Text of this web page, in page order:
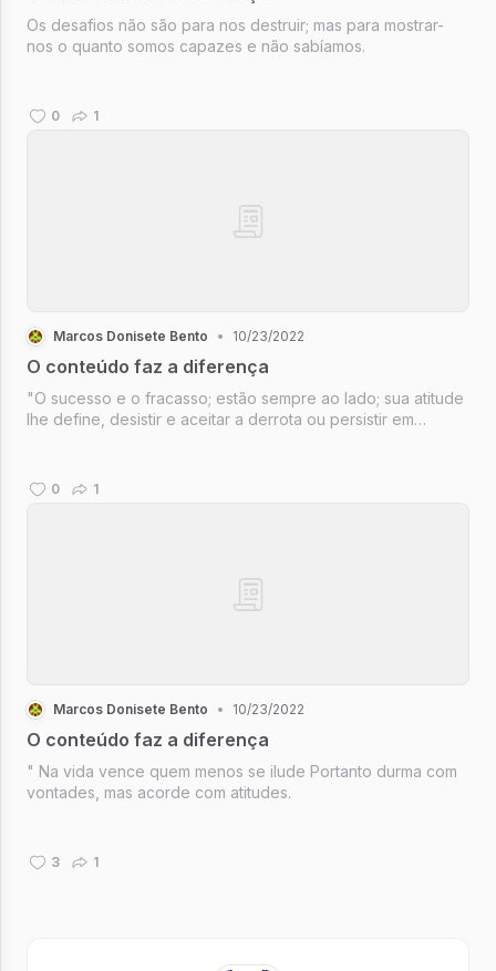
Os desafios não são para nos destruir; mas para mostrar-
nos o quanto somos capazes e não sabíamos.
0 1
Marcos Donisete Bento • 10/23/2022
O conteúdo faz a diferença
"O sucesso e o fracasso; estão sempre ao lado; sua atitude
lhe define, desistir e aceitar a derrota ou persistir em
0 1
Marcos Donisete Bento • 10/23/2022
O conteúdo faz a diferença
" Na vida vence quem menos se ilude Portanto durma com
vontades, mas acorde com atitudes.
3 1